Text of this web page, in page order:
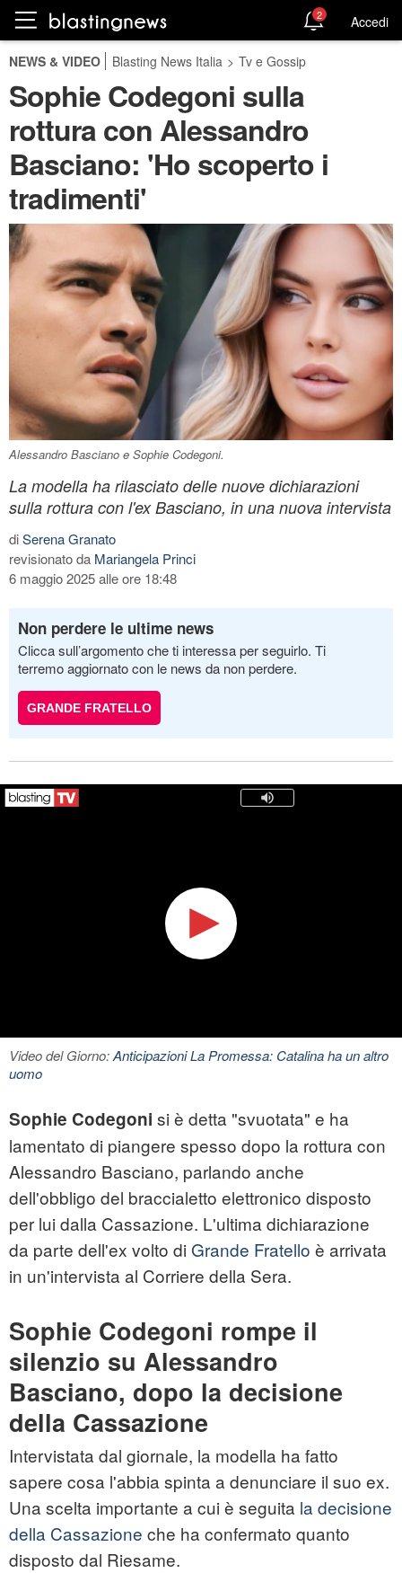
2 Accedi
NEWS & VIDEO Blasting News Italia > Tv e Gossip
Sophie Codegoni sulla
rottura con Alessandro
Basciano: 'Ho scoperto i
tradimenti'
Alessandro Basciano e Sophie Codegoni.
La modella ha rilasciato delle nuove dichiarazioni
sulla rottura con l'ex Basciano, in una nuova intervista
diSerena Granato
revisionato da Mariangela Princi
6 maggio 2025 alle ore 18:48
Non perdere le ultime news
Clicca sull’argomento che ti interessa per seguirlo. Ti
terremo aggiornato con le news da non perdere.
GRANDE FRATELLO
Video del Giorno:Anticipazioni La Promessa: Catalina ha un altro
uomo
Sophie Codegoni si è detta "svuotata" e ha
lamentato di piangere spesso dopo la rottura con
Alessandro Basciano, parlando anche
dell'obbligo del braccialetto elettronico disposto
per lui dalla Cassazione. L'ultima dichiarazione
da parte dell'ex volto di Grande Fratello è arrivata
in un'intervista al Corriere della Sera.
Sophie Codegoni rompe il
silenzio su Alessandro
Basciano, dopo la decisione
della Cassazione
Intervistata dal giornale, la modella ha fatto
sapere cosa l'abbia spinta a denunciare il suo ex.
Una scelta importante a cui è seguita la decisione
della Cassazione che ha confermato quanto
disposto dal Riesame.